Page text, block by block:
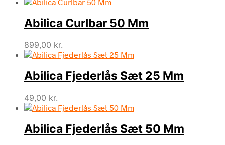
Abilica Curlbar 50 Mm
899,00 kr.
Abilica Fjederlås Sæt 25 Mm
49,00 kr.
Abilica Fjederlås Sæt 50 Mm